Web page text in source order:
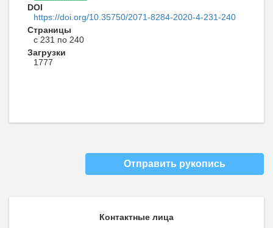
DOI
https://doi.org/10.35750/2071-8284-2020-4-231-240
Страницы
с 231 по 240
Загрузки
1777
Отправить рукопись
Контактные лица